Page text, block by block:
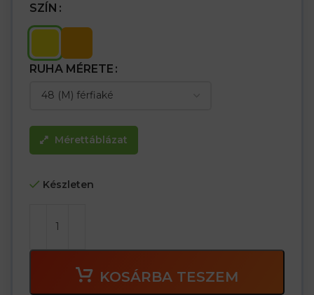
SZÍN
RUHA MÉRETE
Mérettáblázat
Készleten
KOSÁRBA TESZEM